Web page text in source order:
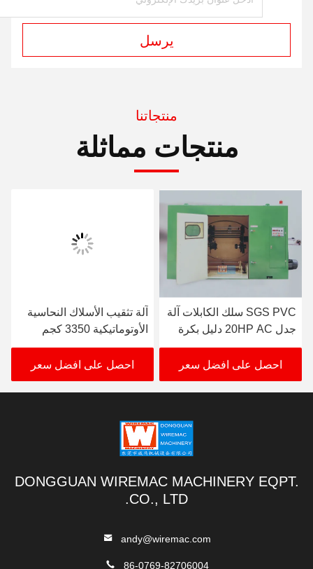
يرسل
منتجاتنا
منتجات مماثلة
SGS PVC سلك الكابلات آلة
جدل 20HP AC دليل بكرة
المصعد
احصل على افضل سعر
آلة تثقيب الأسلاك النحاسية
الأوتوماتيكية 3350 كجم
ارتفاع المغزل 850 مم
احصل على افضل سعر
DONGGUAN WIREMAC MACHINERY EQPT.
CO., LTD.
andy@wiremac.com
86-0769-82706004